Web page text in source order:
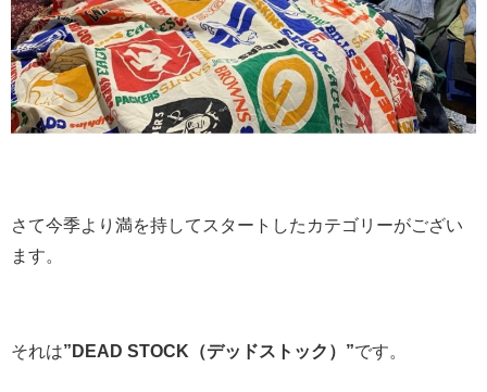
さて今季より満を持してスタートしたカテゴリーがござい
ます。
それは”DEAD STOCK（デッドストック）”です。